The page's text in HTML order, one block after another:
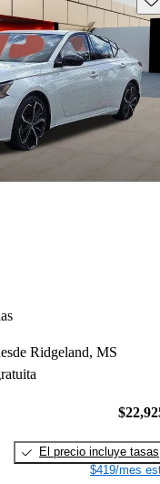
Ridgeland, MS
El precio incluye tasas
$419/mes